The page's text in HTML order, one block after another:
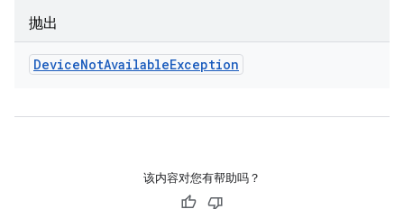
抛出
DeviceNotAvailableException
该内容对您有帮助吗？